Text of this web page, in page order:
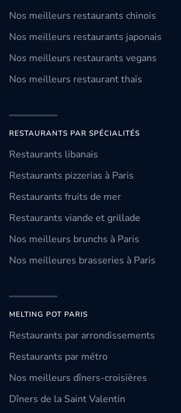
Nos meilleurs restaurants chinois
Nos meilleurs restaurants japonais
Nos meilleurs restaurants vegans
Nos meilleurs restaurant thaïs
RESTAURANTS PAR SPÉCIALITÉS
Restaurants libanais
Restaurants pizzerias à Paris
Restaurants fruits de mer
Restaurants viande et grillade
Nos meilleurs brunchs à Paris
Nos meilleures brasseries à Paris
MELTING POT PARIS
Restaurants par arrondissements
Restaurants par métro
Nos meilleurs dîners-croisières
Dîners de la Saint Valentin